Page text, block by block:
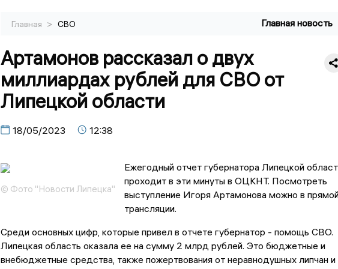
Главная > СВО Главная новость
Артамонов рассказал о двух
миллиардах рублей для СВО от
Липецкой области
18/05/2023 12:38
© Фото "Новости Липецка"
Ежегодный отчет губернатора Липецкой
проходит в эти минуты в ОЦКНТ. Посмотреть
выступление Игоря Артамонова можно в
трансляции.
Среди основных цифр, которые привел в отчете губернатор - помощь СВО.
Липецкая область оказала ее на сумму 2 млрд рублей. Это бюджетные и
внебюджетные средства, также пожертвования от неравнодушных липчан и